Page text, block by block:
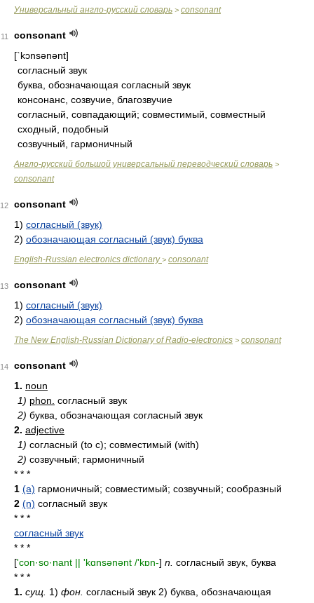
Универсальный англо-русский словарь > consonant
11
consonant
[`kɔnsənənt]
согласный звук
буква, обозначающая согласный звук
консонанс, созвучие, благозвучие
согласный, совпадающий; совместимый, совместный
сходный, подобный
созвучный, гармоничный
Англо-русский большой универсальный переводческий словарь >
consonant
12
consonant
1) согласный (звук)
2) обозначающая согласный (звук) буква
English-Russian electronics dictionary> consonant
13
consonant
1) согласный (звук)
2) обозначающая согласный (звук) буква
The New English-Russian Dictionary of Radio-electronics > consonant
14
consonant
1. noun
1) phon. согласный звук
2) буква, обозначающая согласный звук
2. adjective
1) согласный (to c); совместимый (with)
2) созвучный; гармоничный
* * *
1 (a) гармоничный; совместимый; созвучный; сообразный
2 (n) согласный звук
* * *
согласный звук
* * *
['con·so·nant || 'kɑnsənənt /'kɒn-] n. согласный звук, буква
* * *
1. сущ. 1) фон. согласный звук 2) буква, обозначающая